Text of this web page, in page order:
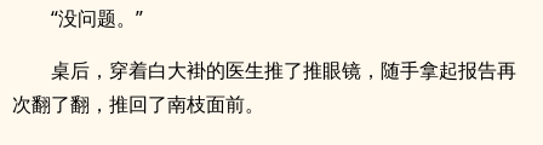
“没问题。”
桌后，穿着白大褂的医生推了推眼镜，随手拿起报告再
次翻了翻，推回了南枝面前。